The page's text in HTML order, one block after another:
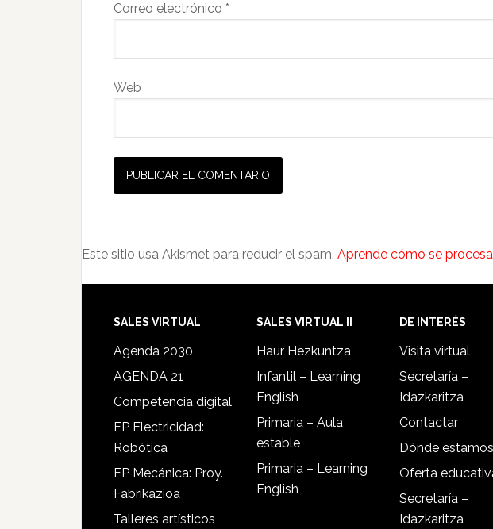
Correo electrónico *
Web
Este sitio usa Akismet para reducir el spam. Aprende cómo se
SALES VIRTUAL
Agenda 2030
AGENDA 21
Competencia digital
FP Electricidad:
Robótica
FP Mecánica: Proy.
Fabrikazioa
Talleres artísticos
SALES VIRTUAL II
Haur Hezkuntza
Infantil – Learning
English
Primaria – Aula
estable
Primaria – Learning
English
DE INTERÉS
Visita virtual
Secretaría –
Idazkaritza
Contactar
Dónde estamos
Oferta
Secretaría –
Idazkaritza